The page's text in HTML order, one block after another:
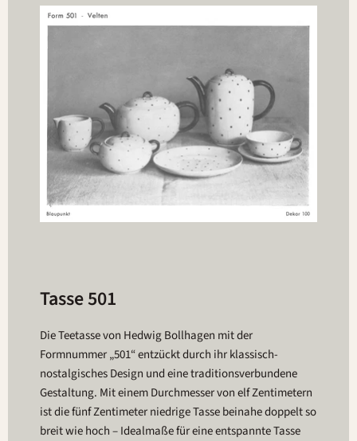
Tasse 501
Die Teetasse von Hedwig Bollhagen mit der
Formnummer „501“ entzückt durch ihr klassisch-
nostalgisches Design und eine traditionsverbundene
Gestaltung. Mit einem Durchmesser von elf Zentimetern
ist die fünf Zentimeter niedrige Tasse beinahe doppelt so
breit wie hoch – Idealmaße für eine entspannte Tasse